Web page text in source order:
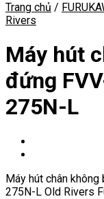
Trang chủ /
Rivers
Máy hút
đứng
275N-L
Máy hút chân
275N-L Old Rivers